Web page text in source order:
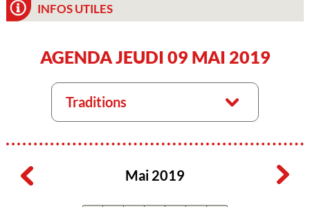
INFOS UTILES
AGENDA JEUDI 09 MAI 2019
Traditions
Mai 2019